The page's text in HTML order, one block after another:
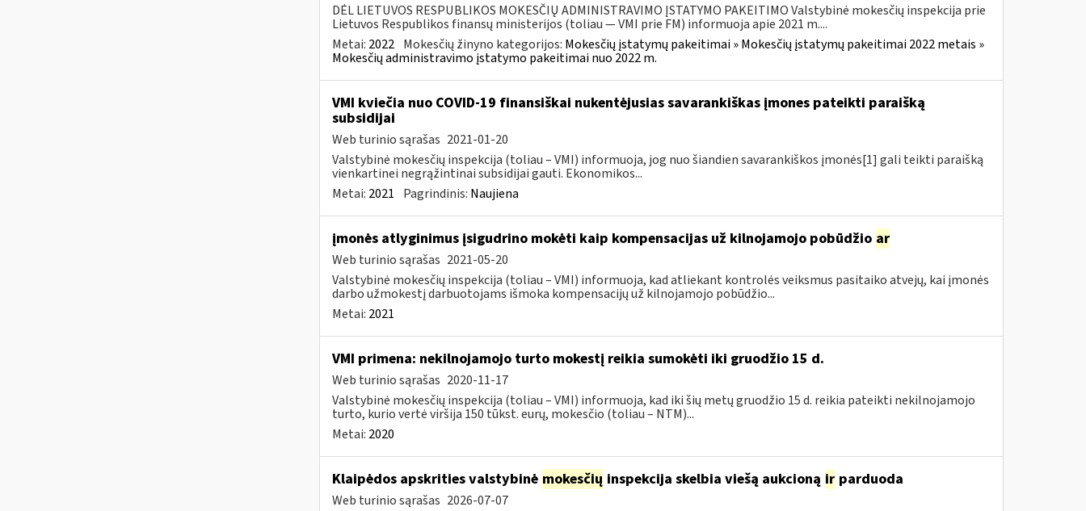
DĖL LIETUVOS RESPUBLIKOS MOKESČIŲ ADMINISTRAVIMO ĮSTATYMO PAKEITIMO Valstybinė mokesčių inspekcija prie
Lietuvos Respublikos finansų ministerijos (toliau — VMI prie FM) informuoja apie 2021 m....
Metai: 2022 Mokesčių žinyno kategorijos: Mokesčių įstatymų pakeitimai » Mokesčių įstatymų pakeitimai 2022 metais »
Mokesčių administravimo įstatymo pakeitimai nuo 2022 m.
VMI kviečia nuo COVID-19 finansiškai nukentėjusias savarankiškas įmones pateikti paraišką
subsidijai
Web turinio sąrašas 2021-01-20
Valstybinė mokesčių inspekcija (toliau – VMI) informuoja, jog nuo šiandien savarankiškos įmonės[1] gali teikti paraišką
vienkartinei negrąžintinai subsidijai gauti. Ekonomikos...
Metai: 2021 Pagrindinis: Naujiena
įmonės atlyginimus įsigudrino mokėti kaip kompensacijas už kilnojamojo pobūdžio ar
Web turinio sąrašas 2021-05-20
Valstybinė mokesčių inspekcija (toliau – VMI) informuoja, kad atliekant kontrolės veiksmus pasitaiko atvejų, kai įmonės
darbo užmokestį darbuotojams išmoka kompensacijų už kilnojamojo pobūdžio...
Metai: 2021
VMI primena: nekilnojamojo turto mokestį reikia sumokėti iki gruodžio 15 d.
Web turinio sąrašas 2020-11-17
Valstybinė mokesčių inspekcija (toliau – VMI) informuoja, kad iki šių metų gruodžio 15 d. reikia pateikti nekilnojamojo
turto, kurio vertė viršija 150 tūkst. eurų, mokesčio (toliau – NTM)...
Metai: 2020
Klaipėdos apskrities valstybinė mokesčių inspekcija skelbia viešą aukcioną irparduoda
Web turinio sąrašas 2026-07-07